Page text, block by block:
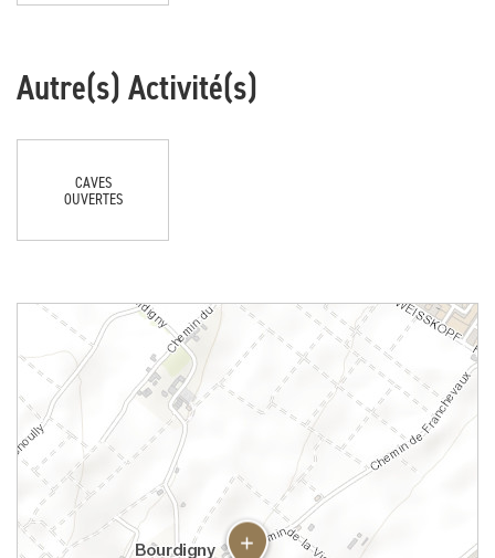
Autre(s) Activité(s)
CAVES
OUVERTES